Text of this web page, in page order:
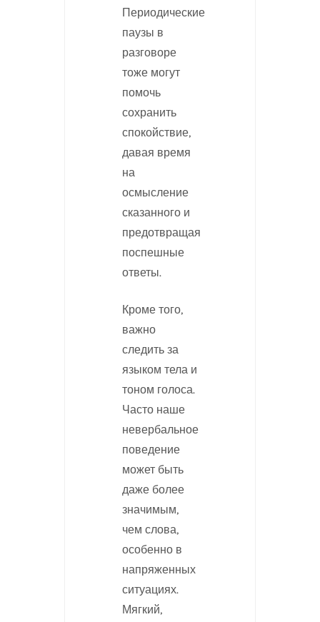
Периодические
паузы в
разговоре
тоже могут
помочь
сохранить
спокойствие,
давая время
на
осмысление
сказанного и
предотвращая
поспешные
ответы.
Кроме того,
важно
следить за
языком тела и
тоном голоса.
Часто наше
невербальное
поведение
может быть
даже более
значимым,
чем слова,
особенно в
напряженных
ситуациях.
Мягкий,